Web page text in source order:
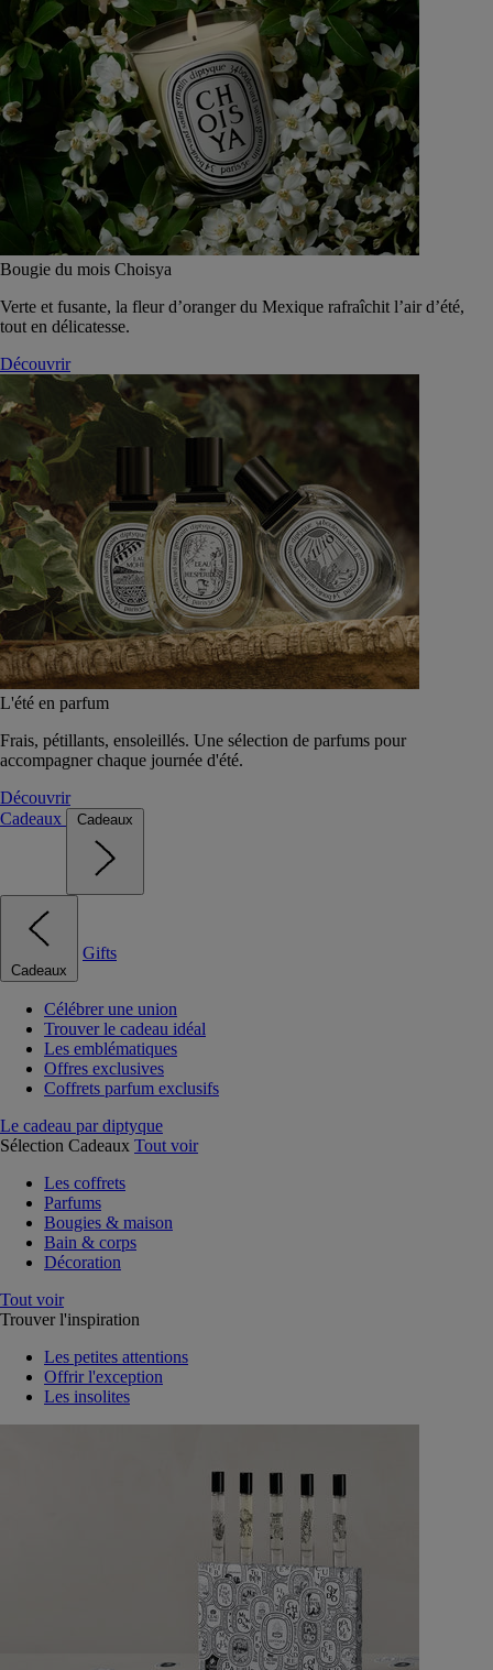
Bougie du mois Choisya
Verte et fusante, la fleur d’oranger du Mexique rafraîchit l’air d’été,
tout en délicatesse.
Découvrir
L'été en parfum
Frais, pétillants, ensoleillés. Une sélection de parfums pour
accompagner chaque journée d'été.
Découvrir
Cadeaux
Cadeaux
Cadeaux
Gifts
Célébrer une union
Trouver le cadeau idéal
Les emblématiques
Offres exclusives
Coffrets parfum exclusifs
Le cadeau par diptyque
Sélection Cadeaux Tout voir
Les coffrets
Parfums
Bougies & maison
Bain & corps
Décoration
Tout voir
Trouver l'inspiration
Les petites attentions
Offrir l'exception
Les insolites